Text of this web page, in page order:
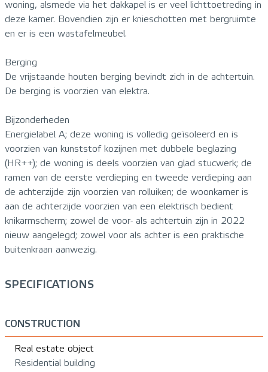
woning, alsmede via het dakkapel is er veel lichttoetreding in
deze kamer. Bovendien zijn er knieschotten met bergruimte
en er is een wastafelmeubel.
Berging
De vrijstaande houten berging bevindt zich in de achtertuin.
De berging is voorzien van elektra.
Bijzonderheden
Energielabel A; deze woning is volledig geïsoleerd en is
voorzien van kunststof kozijnen met dubbele beglazing
(HR++); de woning is deels voorzien van glad stucwerk; de
ramen van de eerste verdieping en tweede verdieping aan
de achterzijde zijn voorzien van rolluiken; de woonkamer is
aan de achterzijde voorzien van een elektrisch bedient
knikarmscherm; zowel de voor- als achtertuin zijn in 2022
nieuw aangelegd; zowel voor als achter is een praktische
buitenkraan aanwezig.
SPECIFICATIONS
CONSTRUCTION
Real estate object
Residential building